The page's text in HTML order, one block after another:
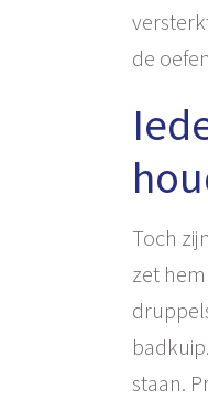
de
Toch
zet
staan.